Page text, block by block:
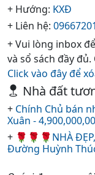
+ Hướng: KXĐ
+ Liên hệ:
+ Vui lòng inbox
và sổ sách đầy
Click vào đây để
Nhà đất
+ Chính Chủ bán
Xuân -
+ 🌹🌹🌹NHÀ
Đường Huỳnh